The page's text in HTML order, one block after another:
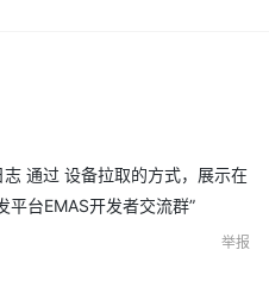
通过 设备拉取的方式，展示在
平台EMAS开发者交流群”
举报